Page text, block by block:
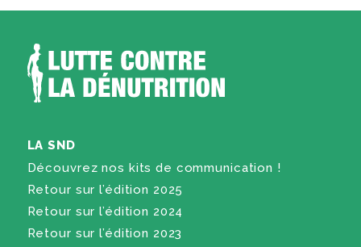
LA SND
Découvrez nos kits de communication !
Retour sur l’édition 2025
Retour sur l’édition 2024
Retour sur l’édition 2023